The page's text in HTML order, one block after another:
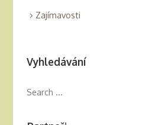
Zajímavosti
Vyhledávání